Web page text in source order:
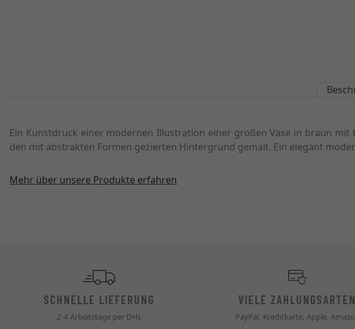
Ein Kunstdruck einer modernen Illustration einer großen Vase in braun
den mit abstrakten Formen gezierten Hintergrund gemalt. Ein elegant
Mehr über unsere Produkte erfahren
SCHNELLE LIEFERUNG
2-4 Arbeitstage per DHL
VIELE ZAHLUNGSARTEN
PayPal, Kreditkarte, Apple,